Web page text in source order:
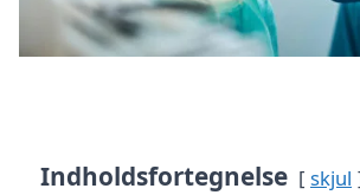
Indholdsfortegnelse skjul